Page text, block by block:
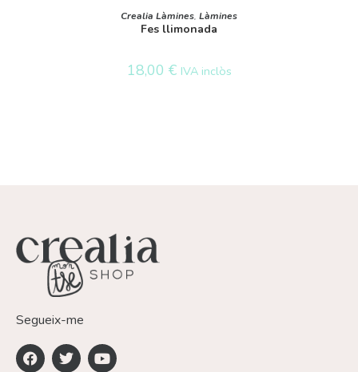
AFEGEIX A LA CISTELLA
Crealia Làmines, Làmines
Fes llimonada
18,00 € IVA inclòs
Segueix-me